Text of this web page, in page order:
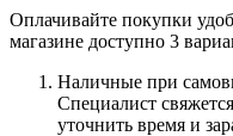
Оплачивайте покупки
магазине доступно 3
Наличные при
Специалист
уточнить время и